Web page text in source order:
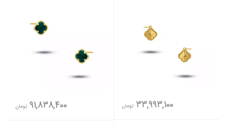
33,993,100 تومان 91,838,400 تومان